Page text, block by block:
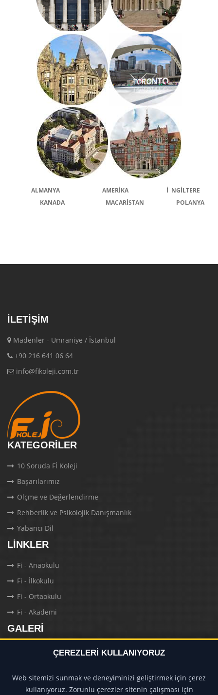
ALMANYA AMERİKA
İ NGİLTERE
KANADA
MACARİSTAN POLANYA
İLETIŞIM
Madenler - Ümraniye / İstanbul
+90 216 641 06 64
info@fikoleji.com.tr
KATEGORILER
10 Soruda Fİ Koleji
Başarılarımız
Ölçme ve Değerlendirme
Rehberlik ve Psikolojik Danışmanlık
Yabancı Dil
LINKLER
Fi - Anaokulu
Fi - İlkokulu
Fi - Ortaokulu
Fi - Akademi
GALERI
ÇEREZLERI KULLANIYORUZ
Web sitemizi sunmak ve deneyiminizi geliştirmek için çerez
kullanıyoruz. Zorunlu çerezler sitenin çalışması için